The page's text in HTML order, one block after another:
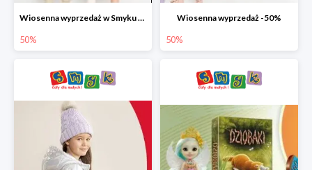
Wiosenna wyprzedaż w Smyku do -50%
50%
Wiosenna wyprzedaż -50%
50%